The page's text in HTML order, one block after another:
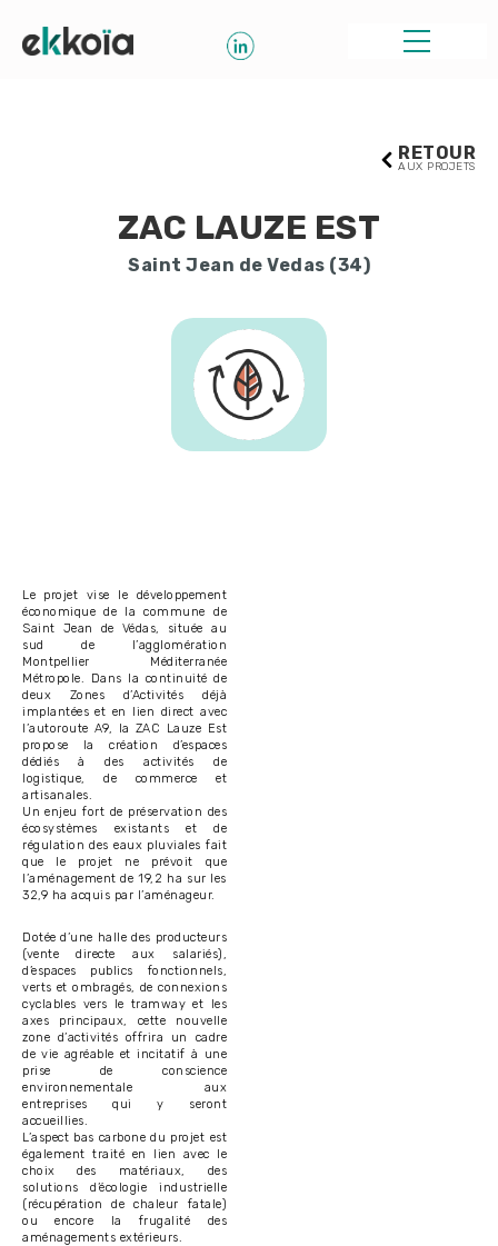
RETOUR
AUX PROJETS
ZAC LAUZE EST
Saint Jean de Vedas (34)
Le projet vise le développement
économique de la commune de
Saint Jean de Védas, située au
sud de l’agglomération
Montpellier Méditerranée
Métropole. Dans la continuité de
deux Zones d’Activités déjà
implantées et en lien direct avec
l’autoroute A9, la ZAC Lauze Est
propose la création d’espaces
dédiés à des activités de
logistique, de commerce et
artisanales.
Un enjeu fort de préservation des
écosystèmes existants et de
régulation des eaux pluviales fait
que le projet ne prévoit que
l’aménagement de 19,2 ha sur les
32,9 ha acquis par l’aménageur.
Dotée d’une halle des producteurs
(vente directe aux salariés),
d’espaces publics fonctionnels,
verts et ombragés, de connexions
cyclables vers le tramway et les
axes principaux, cette nouvelle
zone d’activités offrira un cadre
de vie agréable et incitatif à une
prise de conscience
environnementale aux
entreprises qui y seront
accueillies.
L’aspect bas carbone du projet est
également traité en lien avec le
choix des matériaux, des
solutions d’écologie industrielle
(récupération de chaleur fatale)
ou encore la frugalité des
aménagements extérieurs.